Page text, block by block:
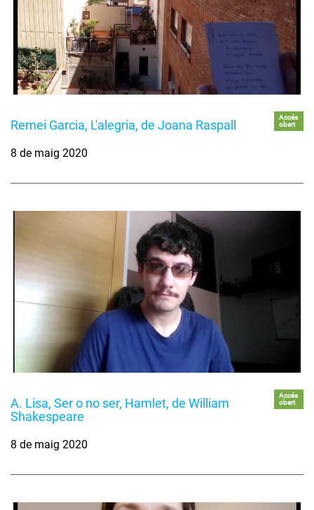
Remei Garcia, L'alegria, de Joana Raspall
Accés
obert
8 de maig 2020
A. Lisa, Ser o no ser, Hamlet, de William
Shakespeare
Accés
obert
8 de maig 2020